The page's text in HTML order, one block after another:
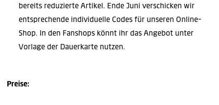
bereits reduzierte Artikel. Ende Juni verschicken wir
entsprechende individuelle Codes für unseren Online-
Shop. In den Fanshops könnt ihr das Angebot unter
Vorlage der Dauerkarte nutzen.
Preise: